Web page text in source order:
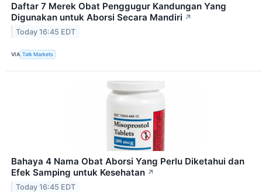
Daftar 7 Merek Obat Penggugur Kandungan Yang
Digunakan untuk Aborsi Secara Mandiri ↗
Today 16:45 EDT
VIA Talk Markets
Bahaya 4 Nama Obat Aborsi Yang Perlu Diketahui dan
Efek Samping untuk Kesehatan ↗
Today 16:45 EDT